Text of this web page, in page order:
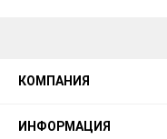
КОМПАНИЯ
ИНФОРМАЦИЯ